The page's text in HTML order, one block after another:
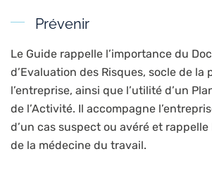
Prévenir
Le Guide rappelle l’importance du
d’Evaluation des Risques, socle de la
l’entreprise, ainsi que l’utilité d’un
de l’Activité. Il accompagne
d’un cas suspect ou avéré et
de la médecine du travail.